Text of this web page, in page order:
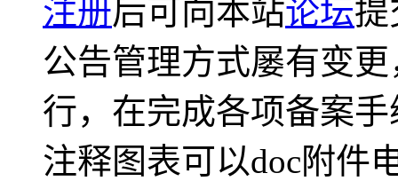
注册后可向本站论坛提
公告管理方式屡有变
行，在完成各项备案
注释图表可以doc附件